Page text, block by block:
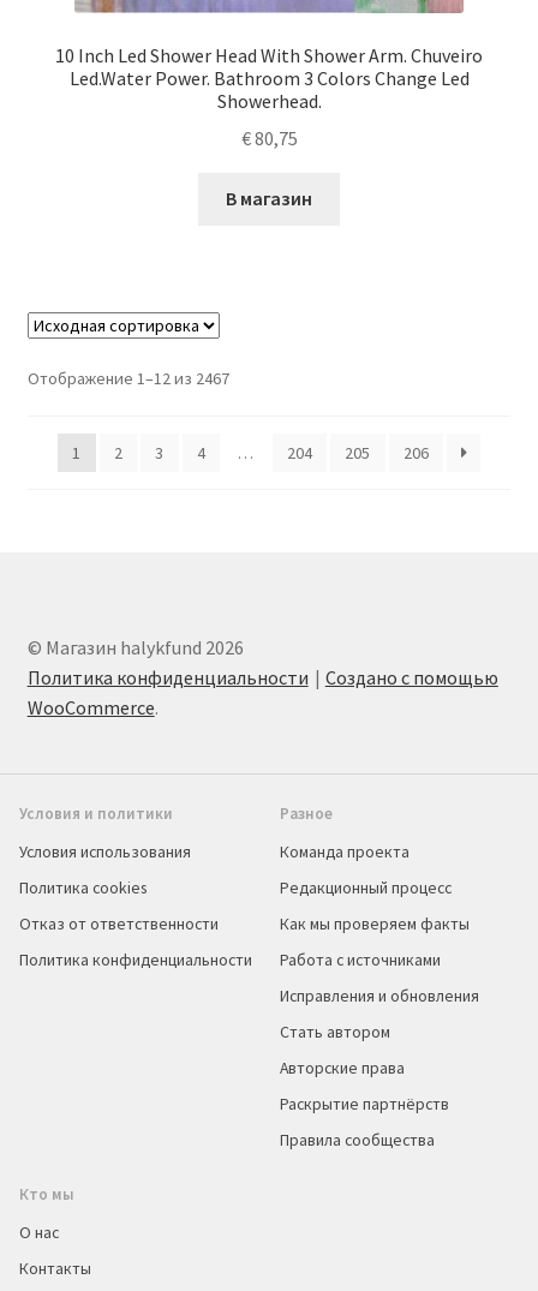
10 Inch Led Shower Head With Shower Arm. Chuveiro
Led.Water Power. Bathroom 3 Colors Change Led
Showerhead.
€80,75
В магазин
Отображение 1–12 из 2467
1 2 3 4 … 204 205 206
© Магазин halykfund 2026
Политика конфиденциальности
Создано с помощью
WooCommerce.
Условия и политики
Условия использования
Политика cookies
Отказ от ответственности
Политика конфиденциальности
Разное
Команда проекта
Редакционный процесс
Как мы проверяем факты
Работа с источниками
Исправления и обновления
Стать автором
Авторские права
Раскрытие партнёрств
Правила сообщества
Кто мы
О нас
Контакты